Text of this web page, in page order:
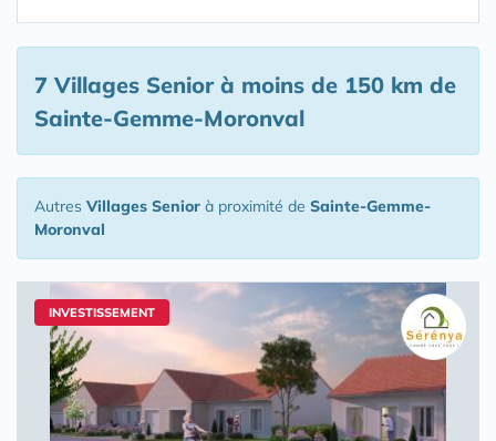
7 Villages Seniorà moins de 150 km de
Sainte-Gemme-Moronval
Autres Villages Senior à proximité de Sainte-Gemme-
Moronval
INVESTISSEMENT